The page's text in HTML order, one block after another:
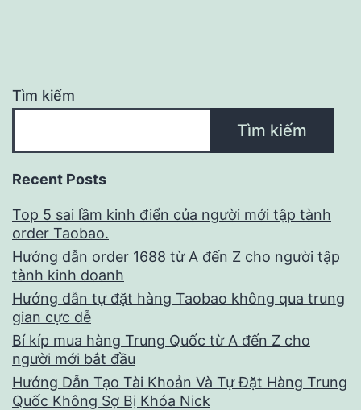
Tìm kiếm
Tìm kiếm
Recent Posts
Top 5 sai lầm kinh điển của người mới tập tành
order Taobao.
Hướng dẫn order 1688 từ A đến Z cho người tập
tành kinh doanh
Hướng dẫn tự đặt hàng Taobao không qua trung
gian cực dễ
Bí kíp mua hàng Trung Quốc từ A đến Z cho
người mới bắt đầu
Hướng Dẫn Tạo Tài Khoản Và Tự Đặt Hàng Trung
Quốc Không Sợ Bị Khóa Nick